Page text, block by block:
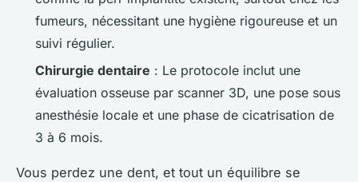
fumeurs, nécessitant une hygiène rigoureuse et un
suivi régulier.
Chirurgie dentaire : Le protocole inclut une
évaluation osseuse par scanner 3D, une pose sous
anesthésie locale et une phase de cicatrisation de
3 à 6 mois.
Vous perdez une dent, et tout un équilibre se